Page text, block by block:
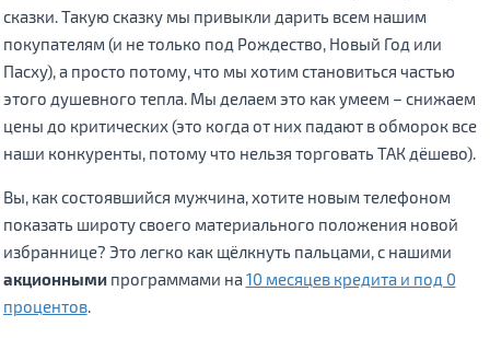
сказки. Такую сказку мы привыкли дарить всем нашим
покупателям (и не только под Рождество, Новый Год или
Пасху), а просто потому, что мы хотим становиться частью
этого душевного тепла. Мы делаем это как умеем – снижаем
цены до критических (это когда от них падают в обморок все
наши конкуренты, потому что нельзя торговать ТАК дёшево).
Вы, как состоявшийся мужчина, хотите новым телефоном
показать широту своего материального положения новой
избраннице? Это легко как щёлкнуть пальцами, с нашими
акционнымипрограммами на10 месяцев кредита и под 0
процентов.